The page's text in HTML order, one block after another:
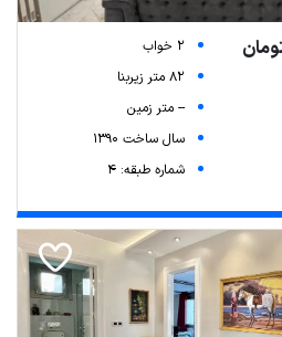
2 خواب
82 متر زیربنا
-- متر زمین
سال ساخت 1390
شماره طبقه: 4